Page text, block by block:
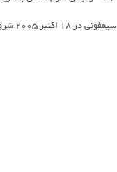
سیمفونی در ۱۸ اکتبر ۲۰۰۵ شروع به کار کرد. بسیاری از پروژه های بزرگ مانند سیستم مدیریت محتوا دروپال از این فریم ورک استفاده نموده اند.